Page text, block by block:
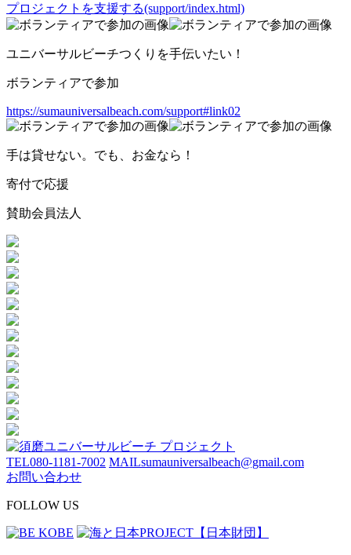
プロジェクトを支援する(support/index.html)
ユニバーサルビーチつくりを手伝いたい！
ボランティアで参加
https://sumauniversalbeach.com/support#link02
手は貸せない。でも、お金なら！
寄付で応援
賛助会員法人
TEL080-1181-7002 MAILsumauniversalbeach@gmail.com
お問い合わせ
FOLLOW US